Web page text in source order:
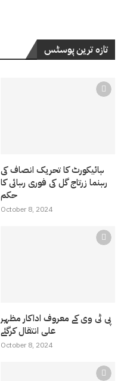
تازہ ترین پوسٹس
ہائیکورٹ کا تحریک انصاف کی
رہنما زرتاج گل کی فوری رہائی کا
حکم
October 8, 2024
پی ٹی وی کے معروف اداکار مظہر
علی انتقال کرگئے
October 8, 2024